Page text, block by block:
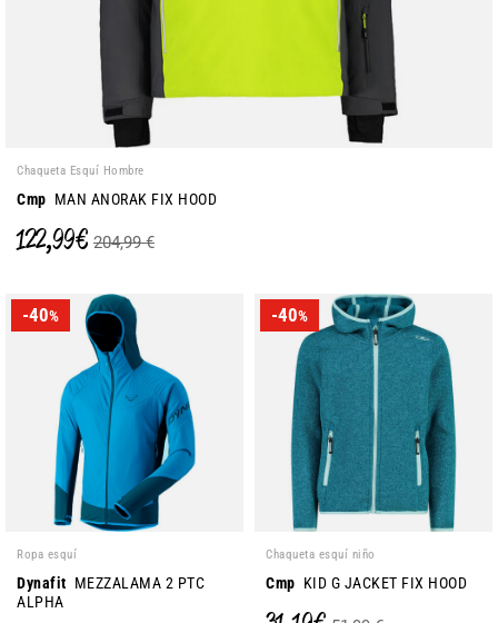
Chaqueta Esquí Hombre
Cmp MAN ANORAK FIX HOOD
122,99 € 204,99 €
-40%
Ropa esquí
Dynafit MEZZALAMA 2 PTC
ALPHA
-40%
Chaqueta esquí niño
Cmp KID G JACKET FIX HOOD